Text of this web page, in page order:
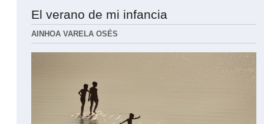
El verano de mi infancia
AINHOA VARELA OSÉS